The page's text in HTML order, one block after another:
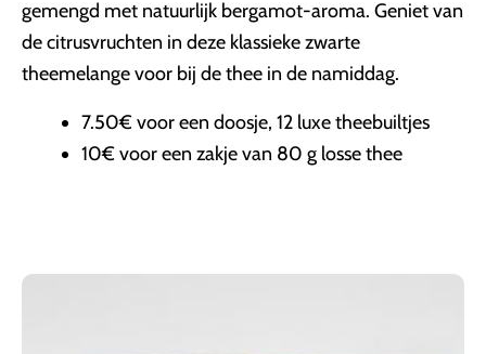
gemengd met natuurlijk bergamot-aroma. Geniet van
de citrusvruchten in deze klassieke zwarte
theemelange voor bij de thee in de namiddag.
7.50€ voor een doosje, 12 luxe theebuiltjes
10€ voor een zakje van 80 g losse thee